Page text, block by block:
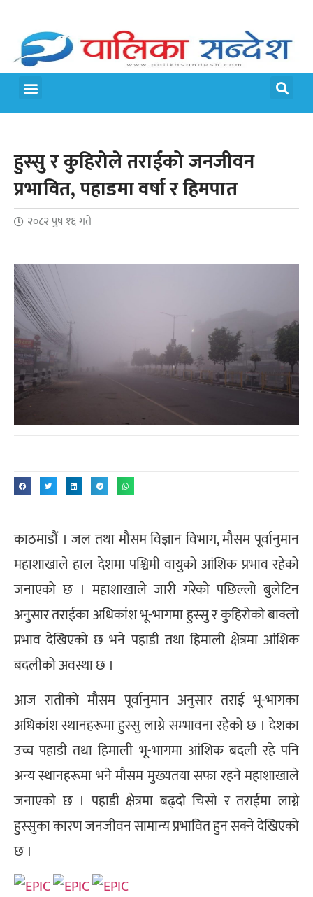
हुस्सु र कुहिरोले तराईको जनजीवन
प्रभावित, पहाडमा वर्षा र हिमपात
२०८२ पुष १६ गते
काठमाडौं । जल तथा मौसम विज्ञान विभाग, मौसम पूर्वानुमान
महाशाखाले हाल देशमा पश्चिमी वायुको आंशिक प्रभाव रहेको
जनाएको छ । महाशाखाले जारी गरेको पछिल्लो बुलेटिन
अनुसार तराईका अधिकांश भू-भागमा हुस्सु र कुहिरोको बाक्लो
प्रभाव देखिएको छ भने पहाडी तथा हिमाली क्षेत्रमा आंशिक
बदलीको अवस्था छ ।
आज रातीको मौसम पूर्वानुमान अनुसार तराई भू-भागका
अधिकांश स्थानहरूमा हुस्सु लाग्ने सम्भावना रहेको छ । देशका
उच्च पहाडी तथा हिमाली भू‍-भागमा आंशिक बदली रहे पनि
अन्य स्थानहरूमा भने मौसम मुख्यतया सफा रहने महाशाखाले
जनाएको छ । पहाडी क्षेत्रमा बढ्दो चिसो र तराईमा लाग्ने
हुस्सुका कारण जनजीवन सामान्य प्रभावित हुन सक्ने देखिएको
छ ।